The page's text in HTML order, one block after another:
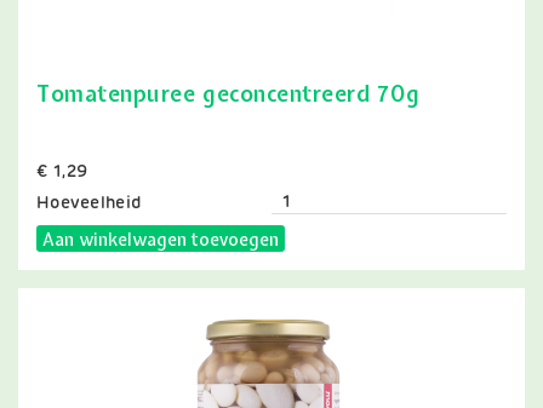
Tomatenpuree geconcentreerd 70g
Prijs
€ 1,29
Hoeveelheid
Aan winkelwagen toevoegen